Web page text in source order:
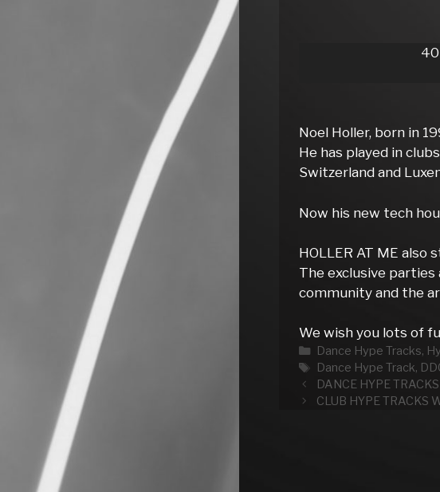
Noel Holler, born in
He has played in
Switzerland and
Now his new tech
HOLLER AT ME also
The exclusive
community and the
We wish you lots of
Kategorien
Dance Hype Tracks,
Schlagwörter
Dance Hype Track,
DANCE HYPE
CLUB HYPE TRACKS